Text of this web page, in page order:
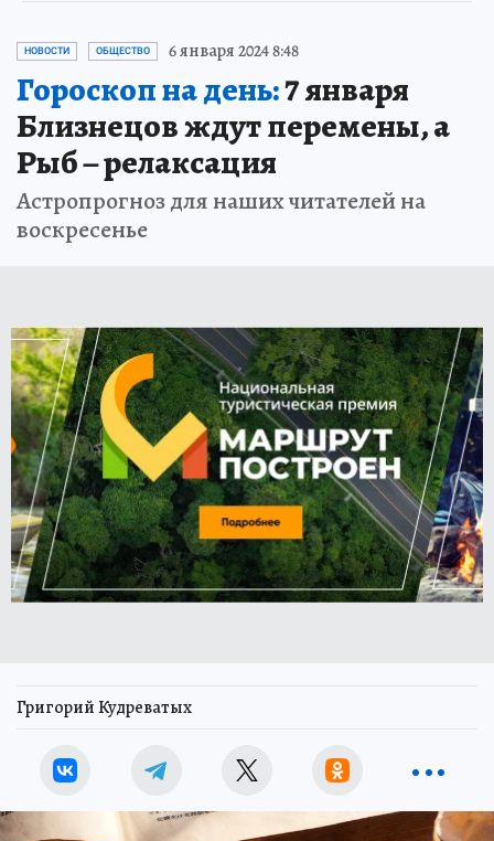
НОВОСТИ ОБЩЕСТВО 6 января 2024 8:48
Гороскоп на день:7 января
Близнецов ждут перемены, а
Рыб – релаксация
Астропрогноз для наших читателей на
воскресенье
Григорий Кудреватых